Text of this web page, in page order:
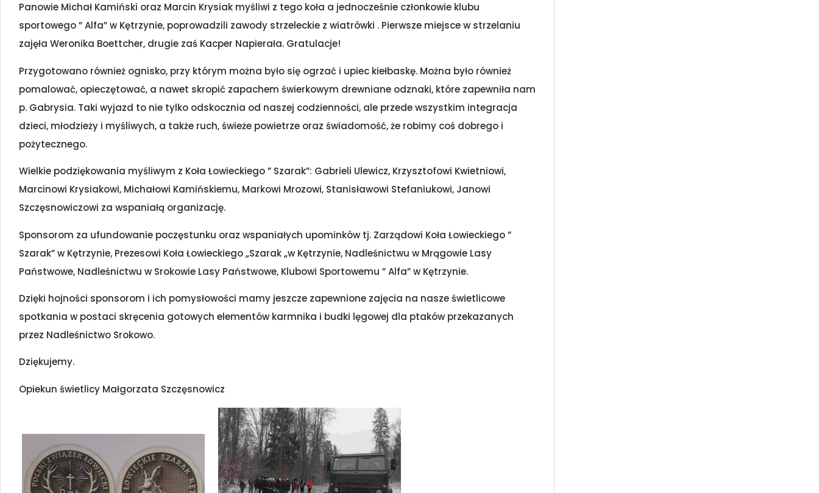
Panowie Michał Kamiński oraz Marcin Krysiak myśliwi z tego koła a jednocześnie członkowie klubu
sportowego ” Alfa” w Kętrzynie, poprowadzili zawody strzeleckie z wiatrówki . Pierwsze miejsce w strzelaniu
zajęła Weronika Boettcher, drugie zaś Kacper Napierała. Gratulacje!
Przygotowano również ognisko, przy którym można było się ogrzać i upiec kiełbaskę. Można było również
pomalować, opieczętować, a nawet skropić zapachem świerkowym drewniane odznaki, które zapewniła nam
p. Gabrysia. Taki wyjazd to nie tylko odskocznia od naszej codzienności, ale przede wszystkim integracja
dzieci, młodzieży i myśliwych, a także ruch, świeże powietrze oraz świadomość, że robimy coś dobrego i
pożytecznego.
Wielkie podziękowania myśliwym z Koła Łowieckiego ” Szarak”: Gabrieli Ulewicz, Krzysztofowi Kwietniowi,
Marcinowi Krysiakowi, Michałowi Kamińskiemu, Markowi Mrozowi, Stanisławowi Stefaniukowi, Janowi
Szczęsnowiczowi za wspaniałą organizację.
Sponsorom za ufundowanie poczęstunku oraz wspaniałych upominków tj. Zarządowi Koła Łowieckiego ”
Szarak” w Kętrzynie, Prezesowi Koła Łowieckiego „Szarak „w Kętrzynie, Nadleśnictwu w Mrągowie Lasy
Państwowe, Nadleśnictwu w Srokowie Lasy Państwowe, Klubowi Sportowemu ” Alfa” w Kętrzynie.
Dzięki hojności sponsorom i ich pomysłowości mamy jeszcze zapewnione zajęcia na nasze świetlicowe
spotkania w postaci skręcenia gotowych elementów karmnika i budki lęgowej dla ptaków przekazanych
przez Nadleśnictwo Srokowo.
Dziękujemy.
Opiekun świetlicy Małgorzata Szczęsnowicz